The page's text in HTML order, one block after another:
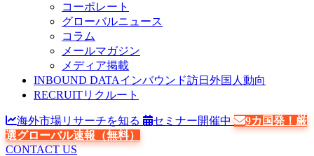
コーポレート
グローバルニュース
コラム
メールマガジン
メディア掲載
INBOUND DATAインバウンド訪日外国人動向
RECRUITリクルート
海外市場リサーチを知る セミナー開催中
9カ国発！厳
選グローバル速報（無料）
CONTACT US